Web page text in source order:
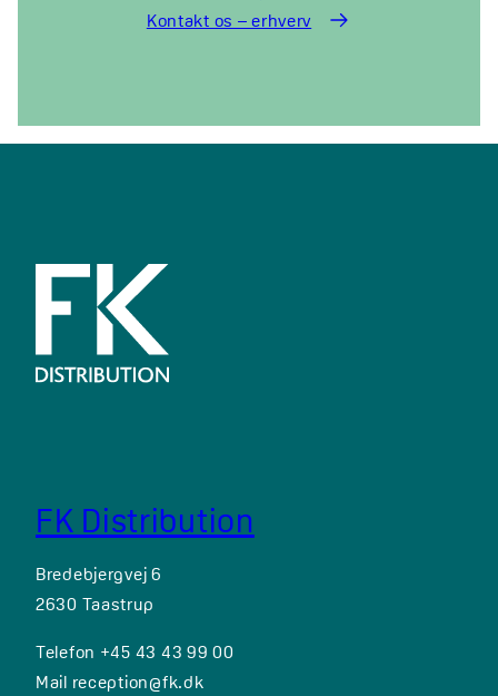
Kontakt os – erhverv
FK Distribution
Bredebjergvej 6
2630 Taastrup
Telefon +45 43 43 99 00
Mail reception@fk.dk